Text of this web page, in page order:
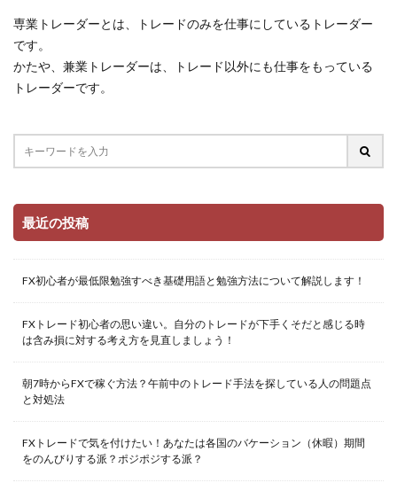
専業トレーダーとは、トレードのみを仕事にしているトレーダー
です。
かたや、兼業トレーダーは、トレード以外にも仕事をもっている
トレーダーです。
最近の投稿
FX初心者が最低限勉強すべき基礎用語と勉強方法について解説します！
FXトレード初心者の思い違い。自分のトレードが下手くそだと感じる時
は含み損に対する考え方を見直しましょう！
朝7時からFXで稼ぐ方法？午前中のトレード手法を探している人の問題点
と対処法
FXトレードで気を付けたい！あなたは各国のバケーション（休暇）期間
をのんびりする派？ポジポジする派？